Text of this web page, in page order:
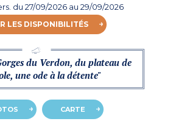
du 27/09/2026au 29/09/2026
LES DISPONIBILITÉS
du Verdon, du plateau de
une ode à la détente"
CARTE